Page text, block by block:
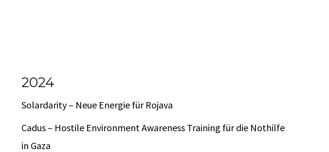
2024
Solardarity – Neue Energie für Rojava
Cadus – Hostile Environment Awareness Training für die Nothilfe
in Gaza